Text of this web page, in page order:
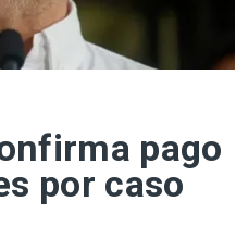
pago
por caso